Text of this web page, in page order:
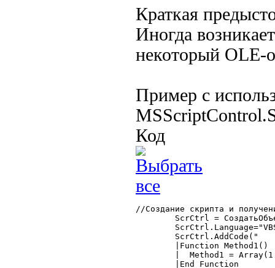
Краткая
Иногда
некоторый OLE-
Пример с
Код
//Создание скрипта и